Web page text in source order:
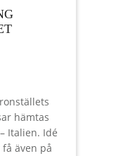
hämtas
Italien. Idé
även på